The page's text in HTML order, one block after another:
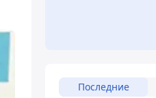
Последние